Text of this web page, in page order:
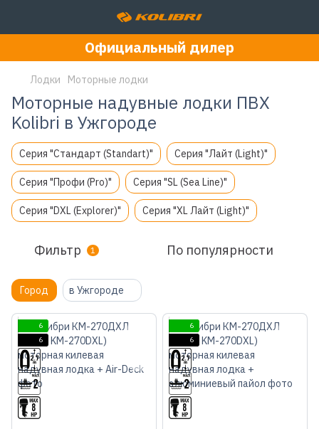
Официальный дилер
Лодки Моторные лодки
Моторные надувные лодки ПВХ
Kolibri в Ужгороде
Серия "Стандарт (Standart)" Серия "Лайт (Light)"
Серия "Профи (Pro)" Серия "SL (Sea Line)"
Серия "DXL (Explorer)" Серия "XL Лайт (Light)"
Фильтр 1 По популярности
Город в Ужгороде
6
6
6
6